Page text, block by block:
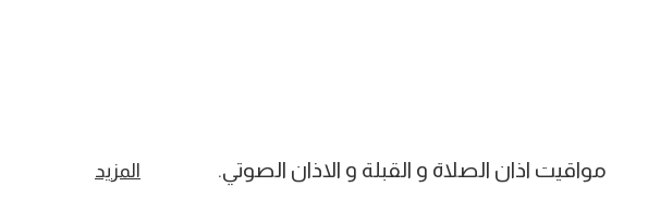
مواقيت اذان الصلاة و القبلة و الاذان الصوتي. المزيد